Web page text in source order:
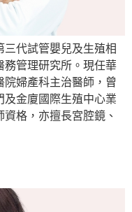
代試管嬰兒及生殖相
管理研究所。現任華
婦產科主治醫師，曾
金廈國際生殖中心業
格，亦擅長宮腔鏡、